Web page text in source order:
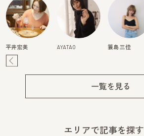
平井宏美 AYATAO 簑島 三佳
一覧を見る
エリアで記事を探す